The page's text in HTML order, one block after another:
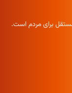
برای مردم است.